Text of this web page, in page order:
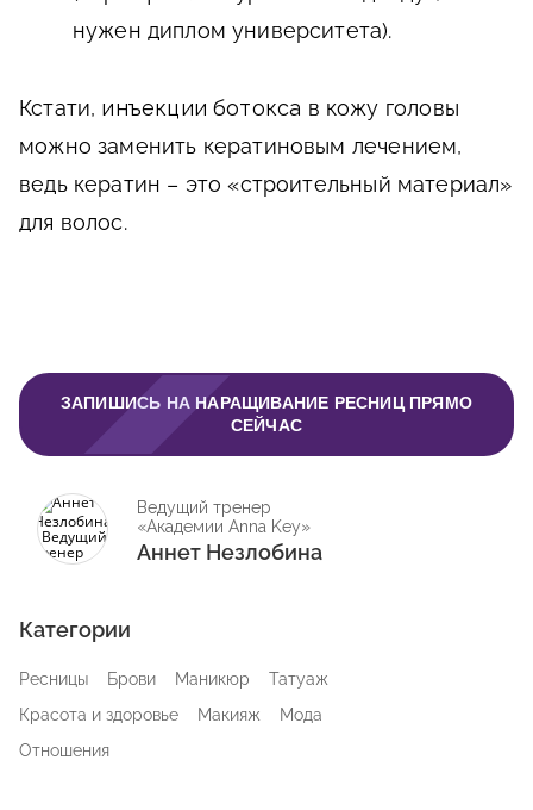
нужен диплом университета).
Кстати, инъекции ботокса в кожу головы
можно заменить кератиновым лечением,
ведь кератин – это «строительный материал»
для волос.
ЗАПИШИСЬ НА НАРАЩИВАНИЕ РЕСНИЦ ПРЯМО
СЕЙЧАС
Ведущий тренер
«Академии Anna Key»
Аннет Незлобина
Категории
Ресницы Брови Маникюр
Татуаж
Красота и здоровье
Макияж
Мода
Отношения